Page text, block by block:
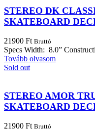
STEREO DK
SKATEBOARD
21900 Ft Bruttó
Specs Width: 8.0”
Tovább olvasom
Sold out
STEREO AMOR
SKATEBOARD
21900 Ft Bruttó